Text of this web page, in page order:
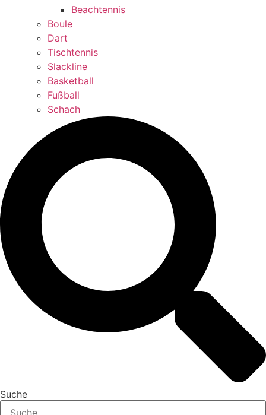
Beachtennis
Boule
Dart
Tischtennis
Slackline
Basketball
Fußball
Schach
Suche